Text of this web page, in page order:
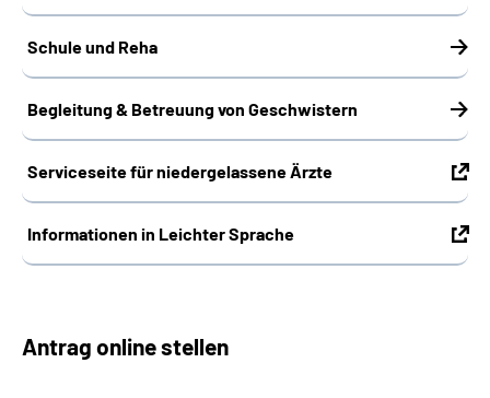
Schule und Reha
Begleitung & Betreuung von Geschwistern
Serviceseite für niedergelassene Ärzte
Informationen in Leichter Sprache
Antrag online stellen